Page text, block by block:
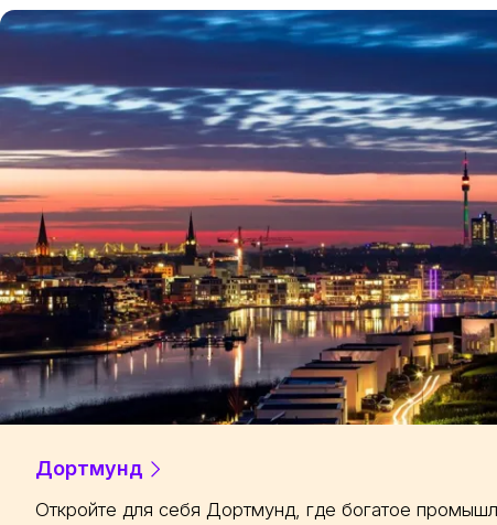
Дортмунд
Откройте для себя Дортмунд, где богатое